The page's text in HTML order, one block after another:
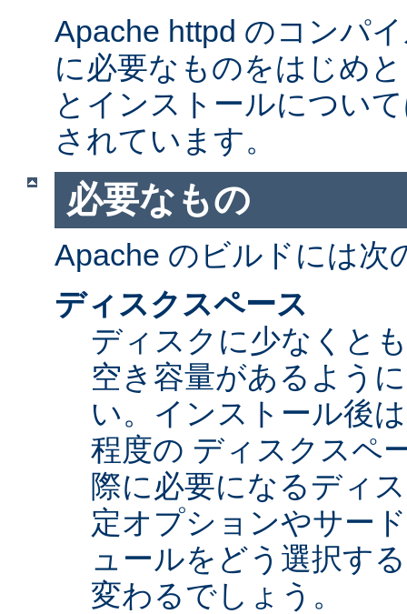
Apache httpd のコンパ
に必要なものをはじめ
とインストールについ
されています。
必要なもの
Apache のビルドには次
ディスクスペース
ディスクに少なくと
空き容量があるよう
い。インストール後
程度の ディスクスペ
際に必要になるディ
定オプションやサー
ュールをどう選択す
変わるでしょう。